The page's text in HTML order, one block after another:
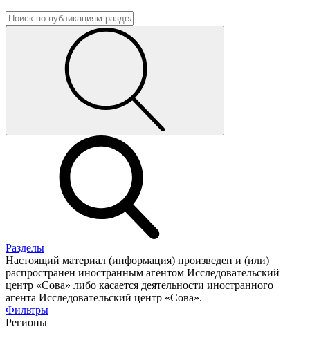
Разделы
Настоящий материал (информация) произведен и (или)
распространен иностранным агентом Исследовательский
центр «Сова» либо касается деятельности иностранного
агента Исследовательский центр «Сова».
Фильтры
Регионы